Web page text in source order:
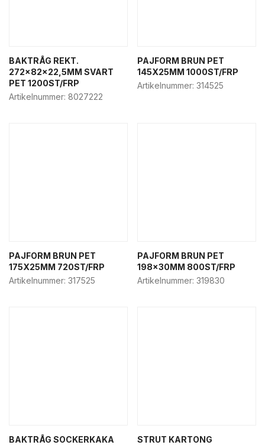
Tårtkartonger
Food-to-go
Food service & street food
Nya Produkter
BAKTRÅG REKT.
272x82x22,5MM SVART
PET 1200ST/FRP
Artikelnummer: 8027222
PAJFORM BRUN PET
145X25MM 1000ST/FRP
Artikelnummer: 314525
PAJFORM BRUN PET
175X25MM 720ST/FRP
Artikelnummer: 317525
PAJFORM BRUN PET
198x30MM 800ST/FRP
Artikelnummer: 319830
BAKTRÅG SOCKERKAKA
STRUT KARTONG